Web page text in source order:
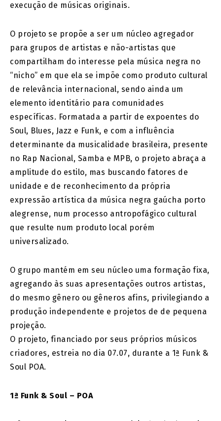
execução de músicas originais.
O projeto se propõe a ser um núcleo agregador
para grupos de artistas e não-artistas que
compartilham do interesse pela música negra no
“nicho” em que ela se impõe como produto cultural
de relevância internacional, sendo ainda um
elemento identitário para comunidades
específicas. Formatada a partir de expoentes do
Soul, Blues, Jazz e Funk, e com a influência
determinante da musicalidade brasileira, presente
no Rap Nacional, Samba e MPB, o projeto abraça a
amplitude do estilo, mas buscando fatores de
unidade e de reconhecimento da própria
expressão artística da música negra gaúcha porto
alegrense, num processo antropofágico cultural
que resulte num produto local porém
universalizado.
O grupo mantém em seu núcleo uma formação fixa,
agregando às suas apresentações outros artistas,
do mesmo gênero ou gêneros afins, privilegiando a
produção independente e projetos de de pequena
projeção.
O projeto, financiado por seus próprios músicos
criadores, estreia no dia 07.07, durante a 1ª Funk &
Soul POA.
1ª Funk & Soul – POA